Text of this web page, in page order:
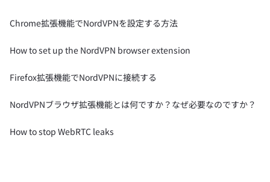
Chrome拡張機能でNordVPNを設定する方法
How to set up the NordVPN browser extension
Firefox拡張機能でNordVPNに接続する
NordVPNブラウザ拡張機能とは何ですか？なぜ必要なのですか？
How to stop WebRTC leaks